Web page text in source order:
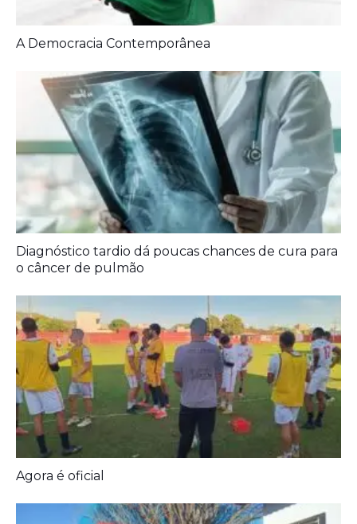
A Democracia Contemporânea
Diagnóstico tardio dá poucas chances de cura para
o câncer de pulmão
Agora é oficial